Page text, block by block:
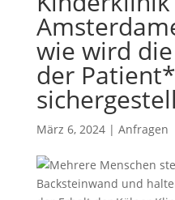
wie wird
der
März 6, 2024| Anfragen